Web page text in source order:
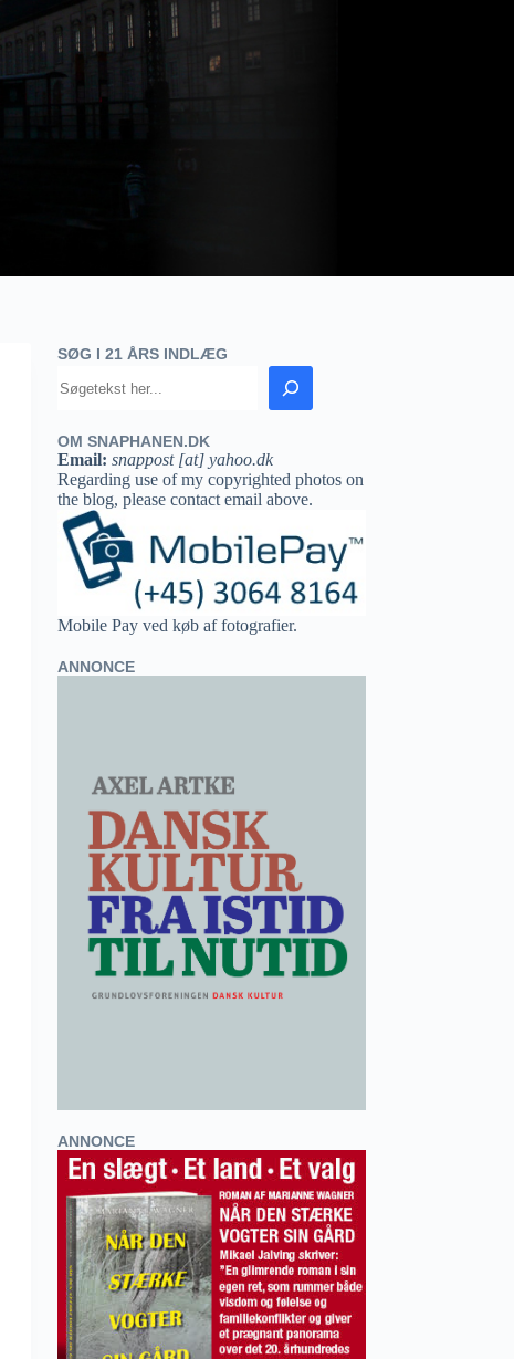
SØG I 21 ÅRS INDLÆG
OM SNAPHANEN.DK
Email: snappost [at] yahoo.dk
Regarding use of my copyrighted photos on
the blog, please contact email above.
Mobile Pay ved køb af fotografier.
ANNONCE
ANNONCE